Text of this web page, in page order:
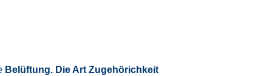
Belüftung. Die Art Zugehörichkeit